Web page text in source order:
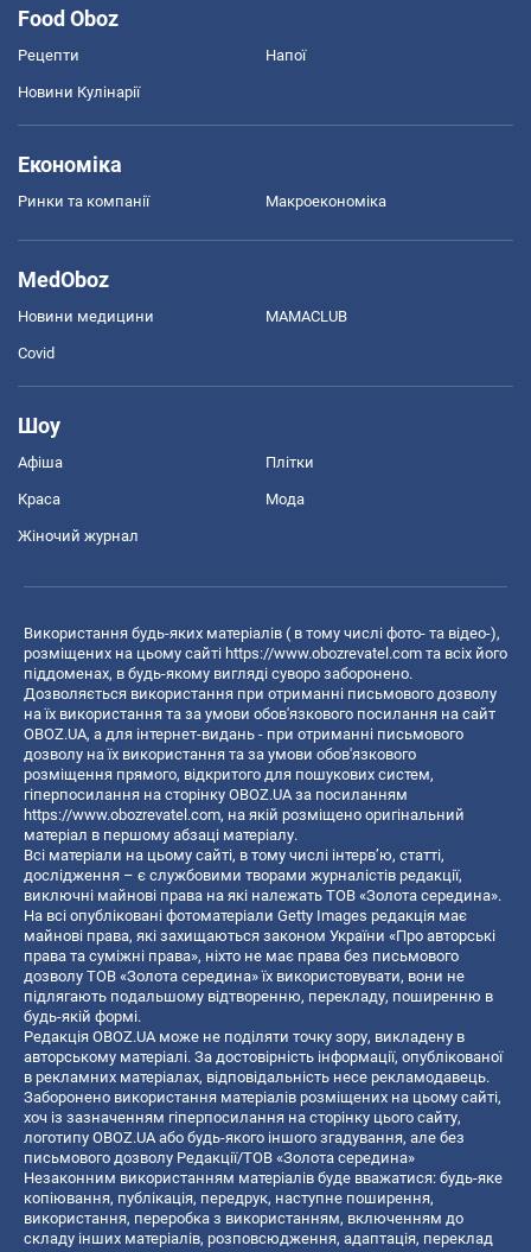
Food Oboz
Рецепти Напої
Новини Кулінарії
Економіка
Ринки та компанії Макроекономіка
MedOboz
Новини медицини MAMACLUB
Covid
Шоу
Афіша Плітки
Краса Мода
Жіночий журнал
Використання будь-яких матеріалів ( в тому числі фото- та відео-),
розміщених на цьому сайті https://www.obozrevatel.com та всіх його
піддоменах, в будь-якому вигляді суворо заборонено.
Дозволяється використання при отриманні письмового дозволу
на їх використання та за умови обов'язкового посилання на сайт
OBOZ.UA, а для інтернет-видань - при отриманні письмового
дозволу на їх використання та за умови обов'язкового
розміщення прямого, відкритого для пошукових систем,
гіперпосилання на сторінку OBOZ.UA за посиланням
https://www.obozrevatel.com, на якій розміщено оригінальний
матеріал в першому абзаці матеріалу.
Всі матеріали на цьому сайті, в тому числі інтерв’ю, статті,
дослідження – є службовими творами журналістів редакції,
виключні майнові права на які належать ТОВ «Золота середина».
На всі опубліковані фотоматеріали Getty Images редакція має
майнові права, які захищаються законом України «Про авторські
права та суміжні права», ніхто не має права без письмового
дозволу ТОВ «Золота середина» їх використовувати, вони не
підлягають подальшому відтворенню, перекладу, поширенню в
будь-якій формі.
Редакція OBOZ.UA може не поділяти точку зору, викладену в
авторському матеріалі. За достовірність інформації, опублікованої
в рекламних матеріалах, відповідальність несе рекламодавець.
Заборонено використання матеріалів розміщених на цьому сайті,
хоч із зазначенням гіперпосилання на сторінку цього сайту,
логотипу OBOZ.UA або будь-якого іншого згадування, але без
письмового дозволу Редакції/ТОВ «Золота середина»
Незаконним використанням матеріалів буде вважатися: будь-яке
копiювання, публiкацiя, передрук, наступне поширення,
використання, переробка з використанням, включенням до
складу інших матеріалів, розповсюдження, адаптація, переклад